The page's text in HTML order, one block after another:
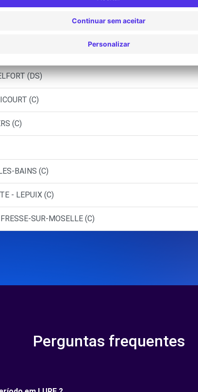
(DS)
(C)
(C)
BAINS (C)
- LEPUIX (C)
SUR-MOSELLE (C)
Perguntas frequentes